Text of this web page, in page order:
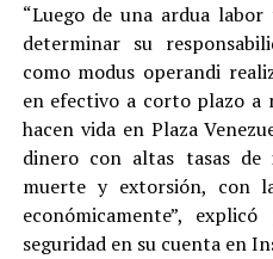
“Luego de una ardua
determinar su
como modus operandi
en efectivo a corto plazo a
hacen vida en Plaza
dinero con altas tasas de
muerte y extorsión, con
económicamente”,
seguridad en su cuenta en